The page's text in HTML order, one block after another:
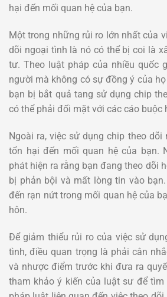
hại đến mối quan hệ của bạn.
Một trong những rủi ro lớn nhất của
dõi ngoại tình là nó có thể bị coi là
tư. Theo luật pháp của nhiều quốc
người mà không có sự đồng ý của
bạn bị bắt quả tang sử dụng chip
có thể phải đối mặt với các cáo buộc
Ngoài ra, việc sử dụng chip theo
tổn hại đến mối quan hệ của bạn.
phát hiện ra rằng bạn đang theo dõi
bị phản bội và mất lòng tin vào
đến rạn nứt trong mối quan hệ của
hôn.
Để giảm thiểu rủi ro của việc sử
tình, điều quan trọng là phải cân
và nhược điểm trước khi đưa ra
tham khảo ý kiến của luật sư để tìm